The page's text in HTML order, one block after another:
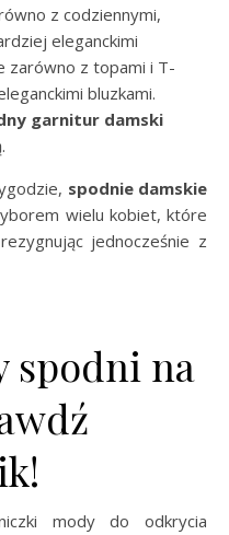
z codziennymi,
eleganckimi
zarówno z topami i T-
bluzkami.
garnitur damski
spodnie damskie
wielu kobiet, które
jednocześnie z
spodni na
mody do odkrycia